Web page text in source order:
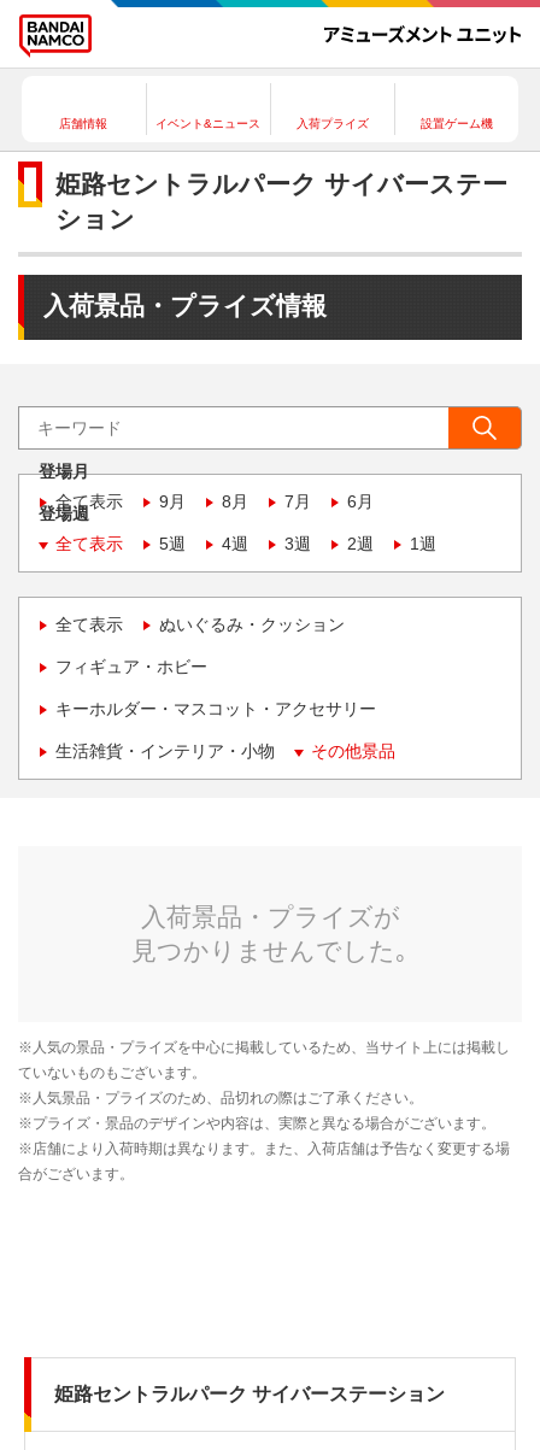
店舗情報 イベント&ニュース 入荷プライズ 設置ゲーム機
姫路セントラルパーク サイバーステー
ション
入荷景品・プライズ情報
登場月
全て表示
9月 8月 7月 6月
登場週
全て表示
5週 4週 3週 2週 1週
全て表示 ぬいぐるみ・クッション
フィギュア・ホビー
キーホルダー・マスコット・アクセサリー
生活雑貨・インテリア・小物 その他景品
姫路セントラルパーク サイバーステーション